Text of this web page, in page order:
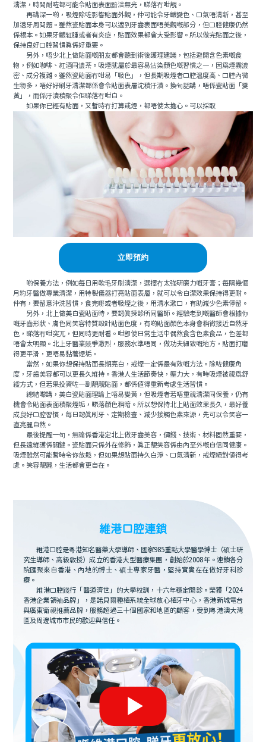
清潔，時間耐咗都可能令貼面表面黯淡無光，睇落冇咁靚。
再講深一啲，吸煙除咗影響貼面外觀，仲可能令牙齦變色、口氣唔清新，甚至
加速牙周問題。雖然瓷貼面本身可以遮到牙齒表面唔美觀嘅部分，但口腔健康仍然
係根本。如果牙齦紅腫或者有炎症，貼面效果都會大受影響。所以做完貼面之後，
保持良好口腔習慣真係好重要。
另外，唔少北上做貼面嘅朋友都會聽到術後護理建議，包括避開含色素嘅食
物，例如咖啡、紅酒同濃茶。吸煙就屬於最容易沾染顏色嘅習慣之一，因為煙霧濃
密、成分複雜。雖然瓷貼面冇咁易「吸色」，但長期吸煙者口腔溫度高、口腔內微
生物多，唔好好刷牙清潔都係會令貼面表層沈積汙漬。換句話講，唔係瓷貼面「變
黃」，而係汙漬積聚令佢睇落冇咁白。
如果你已經有貼面，又暫時冇打算戒煙，都唔使太擔心。可以採取
立即預約
啲保養方法，例如每日用軟毛牙刷清潔，選擇冇太強研磨力嘅牙膏；每隔幾個
月約牙醫做專業清潔，用特製儀器打亮貼面表層，就可以令白潔效果保持得更耐。
仲有，要留意沖洗習慣，食完嘢或者吸煙之後，用清水漱口，有助減少色素停留。
另外，北上做美白瓷貼面時，要認真揀診所同醫師。經驗老到嘅醫師會根據你
嘅牙齒形狀、膚色同笑容特質設計貼面色度，有啲貼面顏色本身會稍微接近自然牙
色，睇落冇咁突兀，但同時更耐看。咁即使日常生活中偶然食含色素食品，色差都
唔會太明顯。北上牙醫業競爭激烈，服務水準唔同，做功夫細致嘅地方，貼面打磨
得更平滑，更唔易黏著煙垢。
當然，如果你想保持貼面長期亮白，戒煙一定係最有效嘅方法。除咗健康角
度，牙齒美容都可以更長久維持。香港人生活節奏快，壓力大，有時吸煙被視為舒
緩方式，但若果投資咗一副靚靚貼面，都係值得重新考慮生活習慣。
總結嚟講，美白瓷貼面理論上唔易變黃，但吸煙者若唔重視清潔同保養，仍有
機會令貼面表面積聚煙垢，睇落顏色稍暗。所以想保持北上貼面效果長久，最好養
成良好口腔習慣，每日認真刷牙、定期檢查、減少接觸色素來源，先可以令笑容一
直亮麗自然。
最後提醒一句，無論係香港定北上做牙齒美容，價錢、技術、材料固然重要，
但長遠維護係關鍵。瓷貼面只係外在修飾，真正靚笑容係由內至外嘅自信同健康。
吸煙雖然可能暫時令你放鬆，但如果想貼面持久白淨、口氣清新，戒煙絕對值得考
慮。笑容靚麗，生活都會更自在。
維港口腔連鎖
維港口腔是粵港知名醫藥大學導師、國家985重點大學醫學博士（碩士研
究生導師、高級教授）成立的香港大型醫療集團，創始於2008年。連鎖各分
院匯聚來自香港、內地的博士、碩士專家牙醫，堅持實實在在做好牙科診
療。
維港口腔踐行「醫道濟世」的大學校訓，十六年穩定開診。榮獲「2024
香港企業領袖品牌」，是諾貝爾種植系統全球放心植牙中心，香港新城電台
與廣東衛視推薦品牌，服務超過三十個國家和地區的顧客，受到粵港澳大灣
區及周邊城市市民的歡迎與信任。